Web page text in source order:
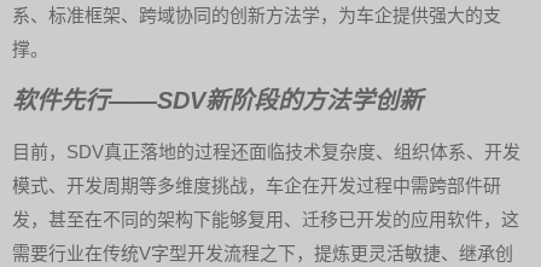
系、标准框架、跨域协同的创新方法学，为车企提供强大的支
撑。
软件先行——SDV新阶段的方法学创新
目前，SDV真正落地的过程还面临技术复杂度、组织体系、开发
模式、开发周期等多维度挑战，车企在开发过程中需跨部件研
发，甚至在不同的架构下能够复用、迁移已开发的应用软件，这
需要行业在传统V字型开发流程之下，提炼更灵活敏捷、继承创